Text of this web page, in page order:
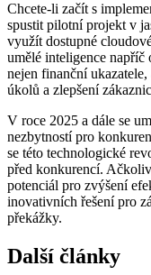
Chcete-li začít s
spustit pilotní projekt v
využít dostupné
umělé inteligence napříč
nejen finanční
úkolů a zlepšení
V roce 2025 a dále se
nezbytností pro
se této technologické
před konkurencí.
potenciál pro zvýšení
inovativních řešení pro
překážky.
Další články